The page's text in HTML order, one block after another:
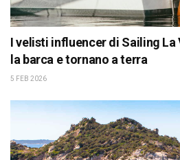
I velisti influencer di Sailing
la barca e tornano a terra
5 FEB 2026